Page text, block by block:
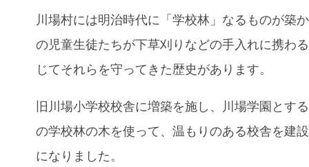
川場村には明治時代に「学校林」なるものが築
の児童生徒たちが下草刈りなどの手入れに携わ
じてそれらを守ってきた歴史があります。
旧川場小学校校舎に増築を施し、川場学園とす
の学校林の木を使って、温もりのある校舎を建
になりました。